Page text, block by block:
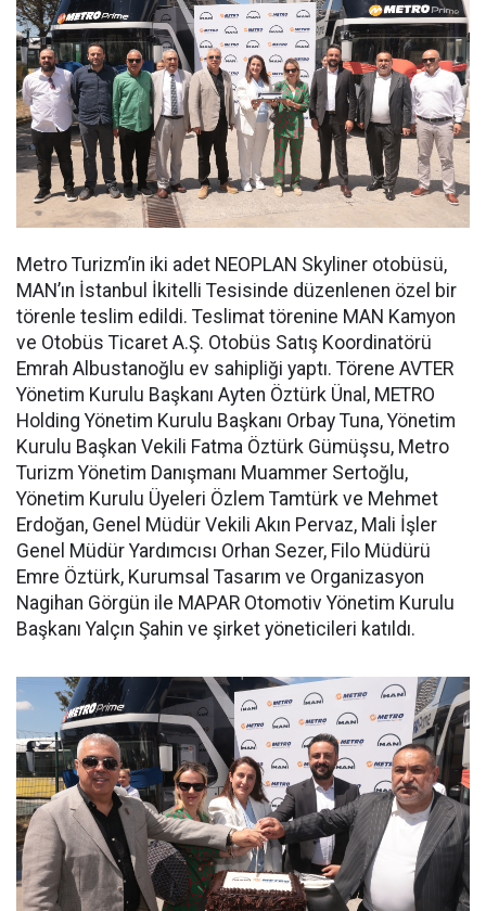
Metro Turizm’in iki adet NEOPLAN Skyliner otobüsü,
MAN’ın İstanbul İkitelli Tesisinde düzenlenen özel bir
törenle teslim edildi. Teslimat törenine MAN Kamyon
ve Otobüs Ticaret A.Ş. Otobüs Satış Koordinatörü
Emrah Albustanoğlu ev sahipliği yaptı. Törene AVTER
Yönetim Kurulu Başkanı Ayten Öztürk Ünal, METRO
Holding Yönetim Kurulu Başkanı Orbay Tuna, Yönetim
Kurulu Başkan Vekili Fatma Öztürk Gümüşsu, Metro
Turizm Yönetim Danışmanı Muammer Sertoğlu,
Yönetim Kurulu Üyeleri Özlem Tamtürk ve Mehmet
Erdoğan, Genel Müdür Vekili Akın Pervaz, Mali İşler
Genel Müdür Yardımcısı Orhan Sezer, Filo Müdürü
Emre Öztürk, Kurumsal Tasarım ve Organizasyon
Nagihan Görgün ile MAPAR Otomotiv Yönetim Kurulu
Başkanı Yalçın Şahin ve şirket yöneticileri katıldı.